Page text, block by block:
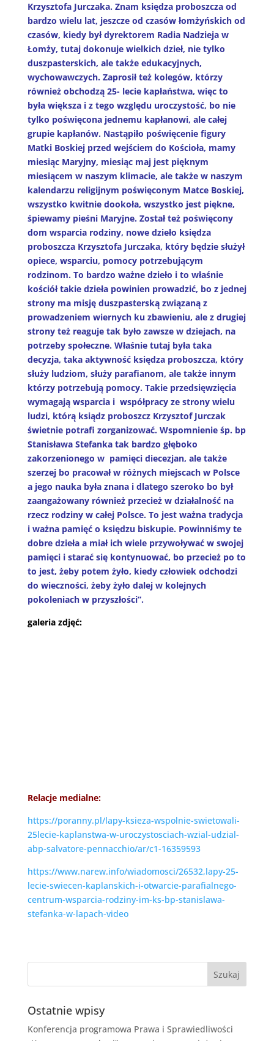
Krzysztofa Jurczaka. Znam księdza proboszcza od
bardzo wielu lat, jeszcze od czasów łomżyńskich od
czasów, kiedy był dyrektorem Radia Nadzieja w
Łomży, tutaj dokonuje wielkich dzieł, nie tylko
duszpasterskich, ale także edukacyjnych,
wychowawczych. Zaprosił też kolegów, którzy
również obchodzą 25- lecie kapłaństwa, więc to
była większa i z tego względu uroczystość, bo nie
tylko poświęcona jednemu kapłanowi, ale całej
grupie kapłanów. Nastąpiło poświęcenie figury
Matki Boskiej przed wejściem do Kościoła, mamy
miesiąc Maryjny, miesiąc maj jest pięknym
miesiącem w naszym klimacie, ale także w naszym
kalendarzu religijnym poświęconym Matce Boskiej,
wszystko kwitnie dookoła, wszystko jest piękne,
śpiewamy pieśni Maryjne. Został też poświęcony
dom wsparcia rodziny, nowe dzieło księdza
proboszcza Krzysztofa Jurczaka, który będzie służył
opiece, wsparciu, pomocy potrzebującym
rodzinom. To bardzo ważne dzieło i to właśnie
kościół takie dzieła powinien prowadzić, bo z jednej
strony ma misję duszpasterską związaną z
prowadzeniem wiernych ku zbawieniu, ale z drugiej
strony też reaguje tak było zawsze w dziejach, na
potrzeby społeczne. Właśnie tutaj była taka
decyzja, taka aktywność księdza proboszcza, który
służy ludziom, służy parafianom, ale także innym
którzy potrzebują pomocy. Takie przedsięwzięcia
wymagają wsparcia i współpracy ze strony wielu
ludzi, którą ksiądz proboszcz Krzysztof Jurczak
świetnie potrafi zorganizować. Wspomnienie śp. bp
Stanisława Stefanka tak bardzo głęboko
zakorzenionego w pamięci diecezjan, ale także
szerzej bo pracował w różnych miejscach w Polsce
a jego nauka była znana i dlatego szeroko bo był
zaangażowany również przecież w działalność na
rzecz rodziny w całej Polsce. To jest ważna tradycja
i ważna pamięć o księdzu biskupie. Powinniśmy te
dobre dzieła a miał ich wiele przywoływać w swojej
pamięci i starać się kontynuować, bo przecież po to
to jest, żeby potem żyło, kiedy człowiek odchodzi
do wieczności, żeby żyło dalej w kolejnych
pokoleniach w przyszłości”.
galeria zdjęć:
Relacje medialne:
https://poranny.pl/lapy-ksieza-wspolnie-swietowali-
25lecie-kaplanstwa-w-uroczystosciach-wzial-udzial-
abp-salvatore-pennacchio/ar/c1-16359593
https://www.narew.info/wiadomosci/26532,lapy-25-
lecie-swiecen-kaplanskich-i-otwarcie-parafialnego-
centrum-wsparcia-rodziny-im-ks-bp-stanislawa-
stefanka-w-lapach-video
Ostatnie wpisy
Konferencja programowa Prawa i Sprawiedliwości